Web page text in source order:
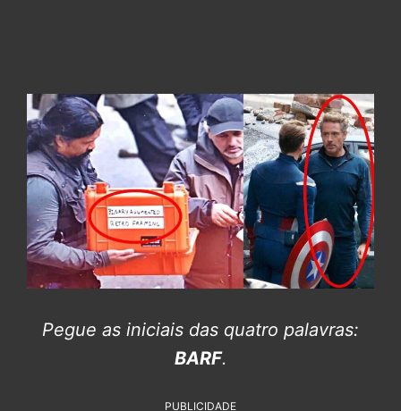
Pegue as iniciais das quatro palavras:
BARF.
PUBLICIDADE